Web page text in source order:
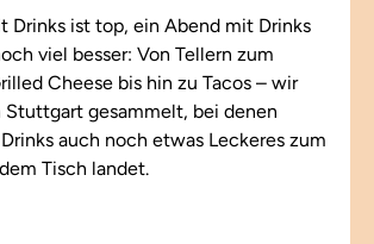
Drinks ist top, ein Abend mit Drinks
viel besser: Von Tellern zum
Cheese bis hin zu Tacos – wir
Stuttgart gesammelt, bei denen
auch noch etwas Leckeres zum
Tisch landet.